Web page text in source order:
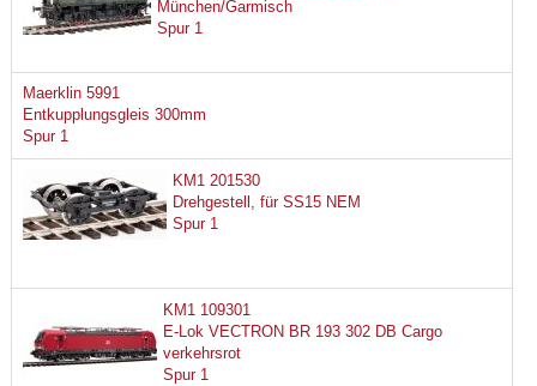
München/Garmisch
Spur 1
Maerklin 5991
Entkupplungsgleis 300mm
Spur 1
KM1 201530
Drehgestell, für SS15 NEM
Spur 1
KM1 109301
E-Lok VECTRON BR 193 302 DB Cargo
verkehrsrot
Spur 1